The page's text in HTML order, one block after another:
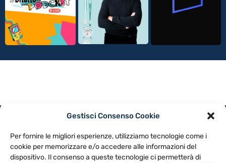
Gestisci Consenso Cookie
Per fornire le migliori esperienze, utilizziamo tecnologie come i
cookie per memorizzare e/o accedere alle informazioni del
dispositivo. Il consenso a queste tecnologie ci permetterà di
NOTE LEGALI
CONTATTACI PREFERENZE